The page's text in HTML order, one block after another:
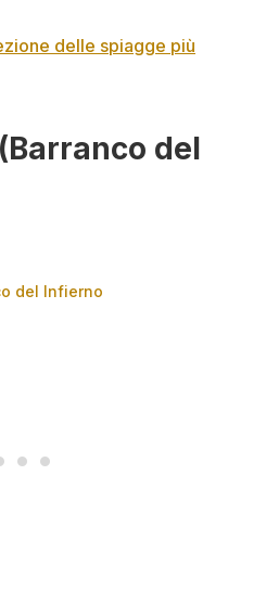
delle spiagge più
del
del Infierno